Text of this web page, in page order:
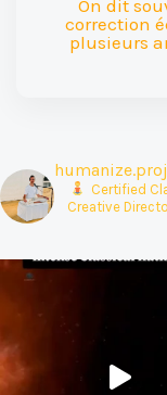
On dit
correction
plusieurs
Certified
Creative